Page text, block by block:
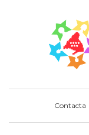
Contacta